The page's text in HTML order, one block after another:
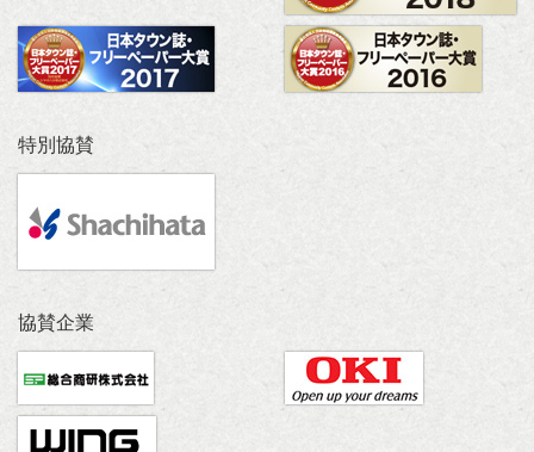
特別協賛
協賛企業